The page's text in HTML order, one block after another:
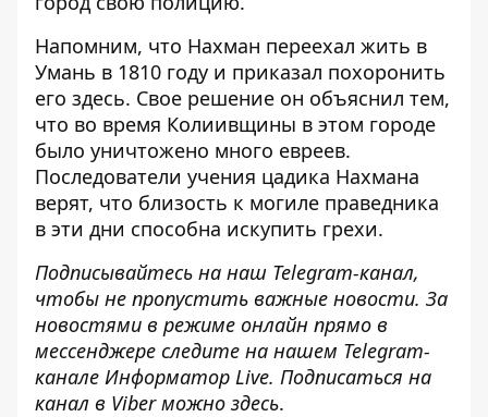
Напомним, что Нахман переехал жить в
Умань в 1810 году и приказал похоронить
его здесь. Свое решение он объяснил тем,
что во время Колиивщины в этом городе
было уничтожено много евреев.
Последователи учения цадика Нахмана
верят, что близость к могиле праведника
в эти дни способна искупить грехи.
Подписывайтесь на наш Telegram-канал,
чтобы не пропустить важные новости. За
новостями в режиме онлайн прямо в
мессенджере следите на нашем Telegram-
канале Информатор Live. Подписаться на
канал в Viber можно здесь.